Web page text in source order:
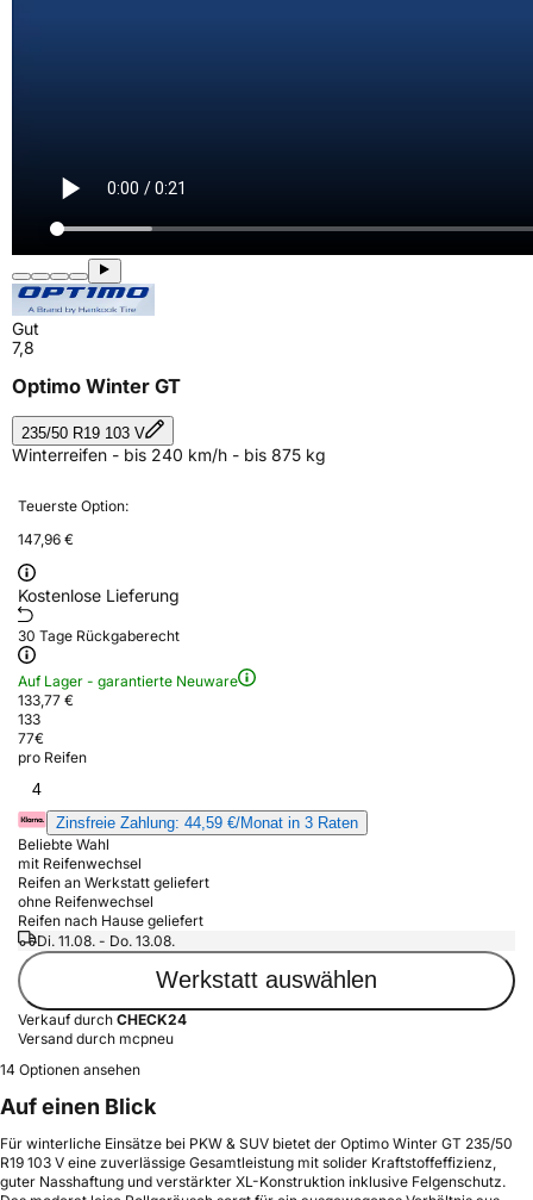
Gut
7,8
Optimo Winter GT
235/50 R19 103 V
Winterreifen - bis 240 km/h - bis 875 kg
Teuerste Option:
147,96 €
Kostenlose Lieferung
30 Tage Rückgaberecht
Auf Lager - garantierte Neuware
133,77 €
133
77€
pro Reifen
4
Zinsfreie Zahlung: 44,59 €/Monat in 3 Raten
Beliebte Wahl
mit Reifenwechsel
Reifen an Werkstatt geliefert
ohne Reifenwechsel
Reifen nach Hause geliefert
Di. 11.08. - Do. 13.08.
Werkstatt auswählen
Verkauf durch CHECK24
Versand durch mcpneu
14 Optionen ansehen
Auf einen Blick
Für winterliche Einsätze bei PKW & SUV bietet der Optimo Winter GT 235/50
R19 103 V eine zuverlässige Gesamtleistung mit solider Kraftstoffeffizienz,
guter Nasshaftung und verstärkter XL-Konstruktion inklusive Felgenschutz.